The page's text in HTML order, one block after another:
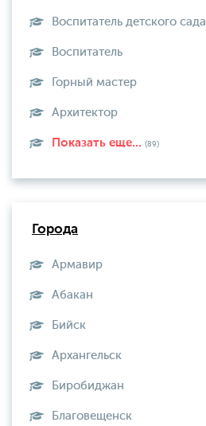
Воспитатель детского сада
Воспитатель
Горный мастер
Архитектор
Показать еще... (89)
Города
Армавир
Абакан
Бийск
Архангельск
Биробиджан
Благовещенск